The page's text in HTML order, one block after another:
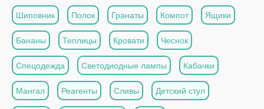
Шиповник Полок Гранаты Компот Ящики
Бананы Теплицы Кровати Чеснок
Спецодежда Светодиодные лампы Кабачки
Мангал Реагенты Сливы Детский стул